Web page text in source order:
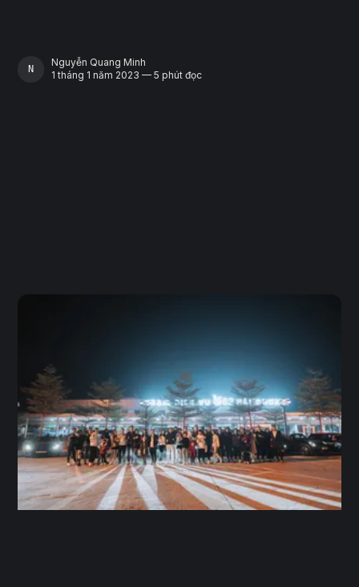
NGUYỄN QUANG MINH
Nguyễn Quang Minh
1 tháng 1 năm 2023 — 5 phút đọc